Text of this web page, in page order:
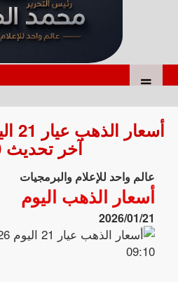
آخر تحديث 09:10
عالم واحد للإعلام والبرمجيات
أسعار الذهب اليوم
2026/01/21